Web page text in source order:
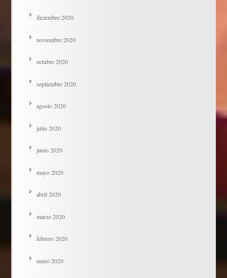
diciembre 2020
noviembre 2020
octubre 2020
septiembre 2020
agosto 2020
julio 2020
junio 2020
mayo 2020
abril 2020
marzo 2020
febrero 2020
enero 2020